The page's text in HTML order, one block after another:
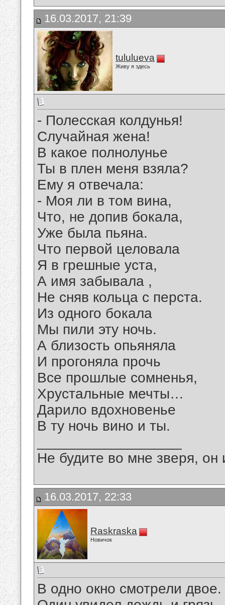
16.03.2017, 21:39
tululueva
Живу я здесь
- Полесская колдунья!
Случайная жена!
В какое полнолунье
Ты в плен меня взяла?
Ему я отвечала:
- Моя ли в том вина,
Что, не допив бокала,
Уже была пьяна.
Что первой целовала
Я в грешные уста,
А имя забывала ,
Не сняв кольца с перста.
Из одного бокала
Мы пили эту ночь.
А близость опьяняла
И прогоняла прочь
Все прошлые сомненья,
Хрустальные мечты…
Дарило вдохновенье
В ту ночь вино и ты.
Не будите во мне зверя, он
16.03.2017, 22:33
Raskraska
Новичок
В одно окно смотрели двое.